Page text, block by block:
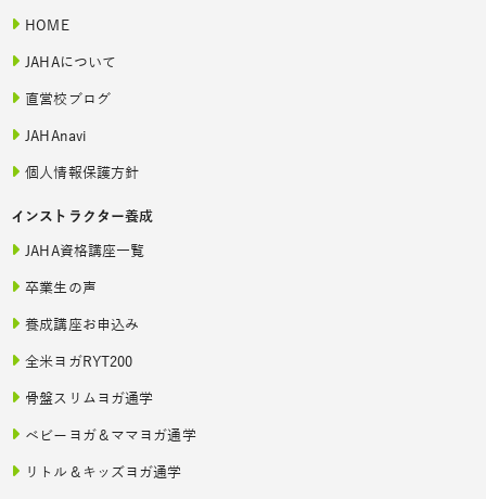
HOME
JAHAについて
直営校ブログ
JAHAnavi
個人情報保護方針
インストラクター養成
JAHA資格講座一覧
卒業生の声
養成講座お申込み
全米ヨガRYT200
骨盤スリムヨガ通学
ベビーヨガ＆ママヨガ通学
リトル＆キッズヨガ通学